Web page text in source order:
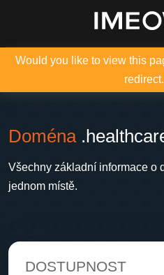
Would you like to view this
Doména
Všechny základní informace o
jednom místě.
DOSTUPNOST